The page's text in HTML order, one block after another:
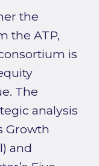
the
the ATP,
is
The
analysis
Growth
and